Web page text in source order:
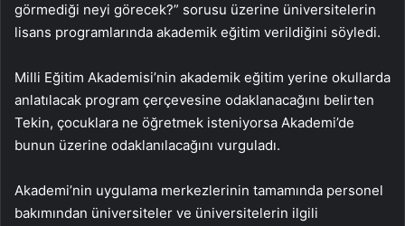
görmediği neyi görecek?” sorusu üzerine üniversitelerin
lisans programlarında akademik eğitim verildiğini söyledi.
Milli Eğitim Akademisi’nin akademik eğitim yerine okullarda
anlatılacak program çerçevesine odaklanacağını belirten
Tekin, çocuklara ne öğretmek isteniyorsa Akademi’de
bunun üzerine odaklanılacağını vurguladı.
Akademi’nin uygulama merkezlerinin tamamında personel
bakımından üniversiteler ve üniversitelerin ilgili